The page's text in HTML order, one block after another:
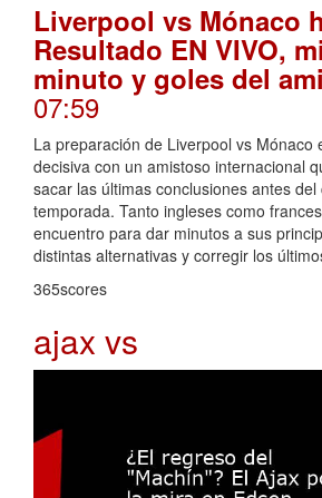
Liverpool vs Mónaco
Resultado EN VIVO,
minuto y goles del
07:59
La preparación de Liverpool vs Mónaco
decisiva con un amistoso internacional
sacar las últimas conclusiones antes
temporada. Tanto ingleses como
encuentro para dar minutos a sus
distintas alternativas y corregir los
365scores
ajax vs